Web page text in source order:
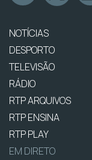
NOTÍCIAS
DESPORTO
TELEVISÃO
RÁDIO
RTP ARQUIVOS
RTP ENSINA
RTP PLAY
EM DIRETO